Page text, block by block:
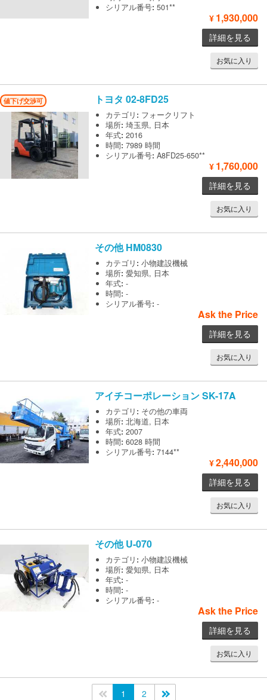
シリアル番号:501**
¥ 1,930,000
詳細を見る
お気に入り
値下げ交渉可 トヨタ02-8FD25
カテゴリ : フォークリフト
場所:埼玉県, 日本
年式:2016
時間:7989 時間
シリアル番号:A8FD25-650**
¥ 1,760,000
詳細を見る
お気に入り
その他HM0830
カテゴリ :小物建設機械
場所:愛知県, 日本
年式:-
時間:-
シリアル番号:-
Ask the Price
詳細を見る
お気に入り
アイチコーポレーションSK-17A
カテゴリ : その他の車両
場所:北海道, 日本
年式:2007
時間:6028 時間
シリアル番号:7144**
¥2,440,000
詳細を見る
お気に入り
その他U-070
カテゴリ :小物建設機械
場所:愛知県, 日本
年式:-
時間:-
シリアル番号:-
Ask the Price
詳細を見る
お気に入り
<<1 2